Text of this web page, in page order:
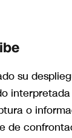
su
o
de